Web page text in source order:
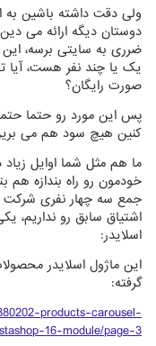
ولی دقت داشته باشین به
دوستان دیگه ارائه می
ضرری به سایتی برسه،
یک یا چند نفر هست، آیا
صورت رایگان؟
پس این مورد رو حتما
کنین هیچ سود هم می
ما هم مثل شما اوایل
خودمون رو راه بندازه هم
جمع سه چهار نفری شرکت
اشتیاق سابق رو نداریم،
اسلایدر:
این ماژول اسلایدر
گرفته:
products-carousel-
16-module/page-3